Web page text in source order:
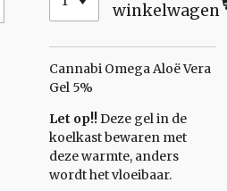
winkelwagen
Cannabi Omega Aloë Vera
Gel 5%
Let op!! Deze gel in de
koelkast bewaren met
deze warmte, anders
wordt het vloeibaar.